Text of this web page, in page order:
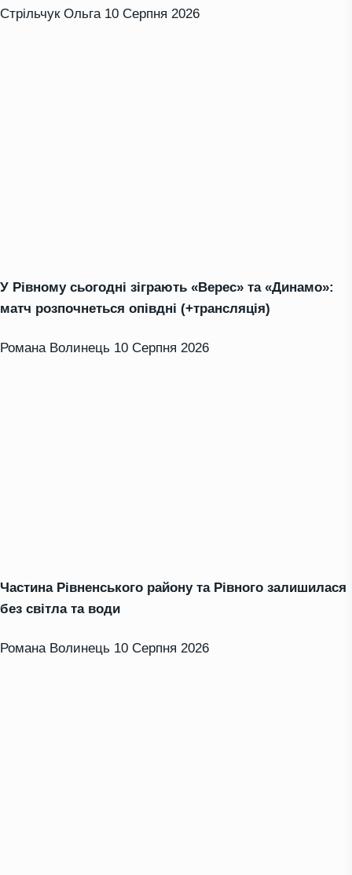
Стрільчук Ольга 10 Серпня 2026
У Рівному сьогодні зіграють «Верес» та «Динамо»:
матч розпочнеться опівдні (+трансляція)
Романа Волинець 10 Серпня 2026
Частина Рівненського району та Рівного залишилася
без світла та води
Романа Волинець 10 Серпня 2026